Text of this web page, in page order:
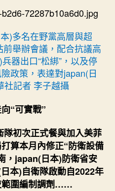
已
實
際
要
挾〉
中
)多名在野黨高層與超
舉辦會議，配合抗議高
器出口“松綁”，以及停
政策，表達對japan(日
社記者 李子越攝
“可實戰”
初次正式餐與加入美菲
算本月內修正“防衛設備
，japan(日本)防衛省安
本)自衛隊啟動自2022年
範圍編制調劑……